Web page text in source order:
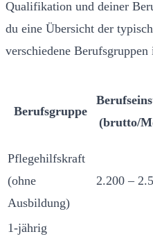
Qualifikation und deiner
du eine Übersicht der
verschiedene
Berufsgruppe
(brutto/
Pflegehilfskraft
(ohne
Ausbildung)
2.200 –
1-jährig